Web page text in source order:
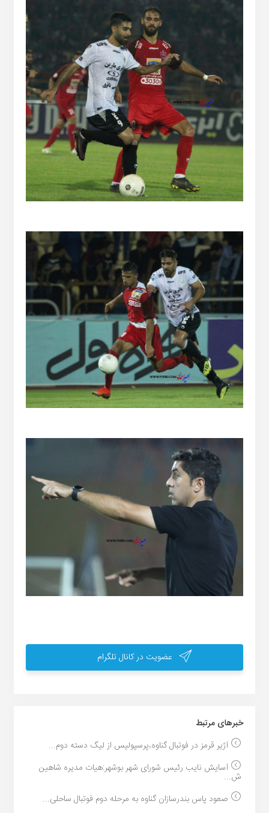
عضویت در کانال تلگرام
خبر‌های مرتبط
آژیر قرمز در فوتبال گناوه،پرسپولیس از لیگ دسته دوم...
آسایش نایب رئیس شورای شهر بوشهر:هیات مدیره شاهین
ش...
صعود پاس بندرسازان گناوه به مرحله دوم فوتبال ساحلی...